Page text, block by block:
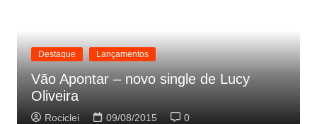
Destaque Lançamentos
Vão Apontar – novo single de Lucy
Oliveira
Rociclei 09/08/2015 0